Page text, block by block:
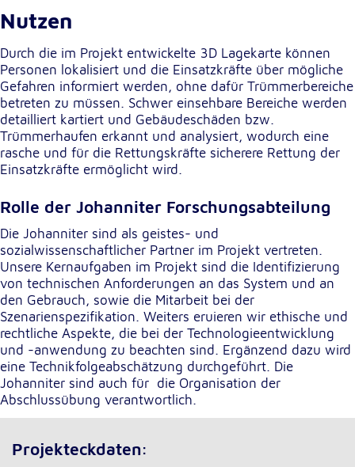
Nutzen
Durch die im Projekt entwickelte 3D Lagekarte können
Personen lokalisiert und die Einsatzkräfte über mögliche
Gefahren informiert werden, ohne dafür Trümmerbereiche
betreten zu müssen. Schwer einsehbare Bereiche werden
detailliert kartiert und Gebäudeschäden bzw.
Trümmerhaufen erkannt und analysiert, wodurch eine
rasche und für die Rettungskräfte sicherere Rettung der
Einsatzkräfte ermöglicht wird.
Rolle der Johanniter Forschungsabteilung
Die Johanniter sind als geistes- und
sozialwissenschaftlicher Partner im Projekt vertreten.
Unsere Kernaufgaben im Projekt sind die Identifizierung
von technischen Anforderungen an das System und an
den Gebrauch, sowie die Mitarbeit bei der
Szenarienspezifikation. Weiters eruieren wir ethische und
rechtliche Aspekte, die bei der Technologieentwicklung
und -anwendung zu beachten sind. Ergänzend dazu wird
eine Technikfolgeabschätzung durchgeführt. Die
Johanniter sind auch für die Organisation der
Abschlussübung verantwortlich.
Projekteckdaten: